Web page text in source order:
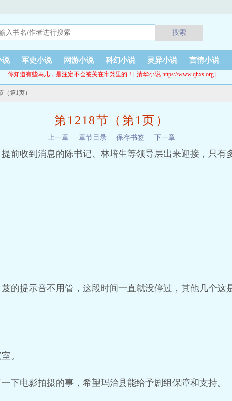
搜索
说 军史小说 网游小说 科幻小说 灵异小说 言情小说
你知道有些鸟儿，是注定不会被关在牢笼里的！[ 清华小说 https://www.qhxs.org]
（第1页）
第1218节（第1页）
上一章 章节目录 保存书签 下一章
前收到消息的陈书记、林培生等领导层出来迎接，只有
的提示音不用管，这段时间一直就没停过，其他几个这
。
下电影拍摄的事，希望玛治县能给予剧组保障和支持。